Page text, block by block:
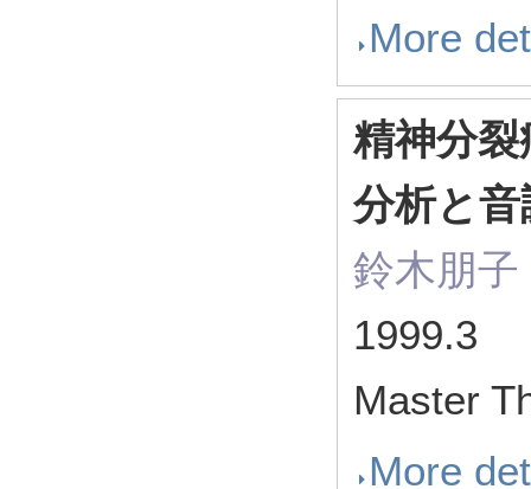
More
精神分
分析と
鈴木朋子
1999.3
Master
More